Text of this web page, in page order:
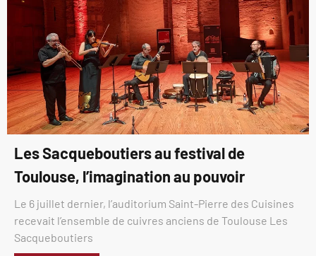
Les Sacqueboutiers au festival de
Toulouse, l’imagination au pouvoir
Le 6 juillet dernier, l’auditorium Saint-Pierre des Cuisines
recevait l’ensemble de cuivres anciens de Toulouse Les
Sacqueboutiers